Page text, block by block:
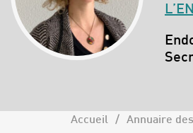
Accueil Annuaire